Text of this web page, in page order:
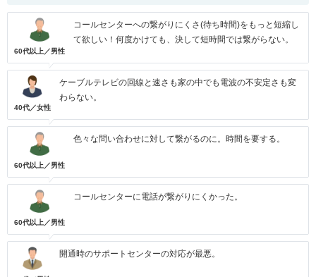
60代以上／男性
コールセンターへの繋がりにくさ(待ち時間)をもっと短縮し
て欲しい！何度かけても、決して短時間では繋がらない。
40代／女性
ケーブルテレビの回線と速さも家の中でも電波の不安定さも変
わらない。
60代以上／男性
色々な問い合わせに対して繋がるのに。時間を要する。
60代以上／男性
コールセンターに電話が繋がりにくかった。
開通時のサポートセンターの対応が最悪。